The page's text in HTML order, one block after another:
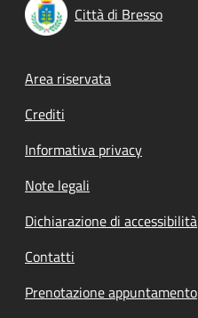
Città di Bresso
Footer menu
Area riservata
Crediti
Informativa privacy
Note legali
Dichiarazione di accessibilità
Contatti
Prenotazione appuntamento